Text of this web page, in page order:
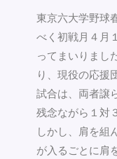
東京六大学野球
べく初戦月４月
ってまいりまし
り、現役の応援
試合は、両者譲
残念ながら１対
しかし、肩を組
が入るごとに肩